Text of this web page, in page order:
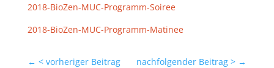
2018-BioZen-MUC-Programm-Soiree
2018-BioZen-MUC-Programm-Matinee
← < vorheriger Beitrag nachfolgender Beitrag > →